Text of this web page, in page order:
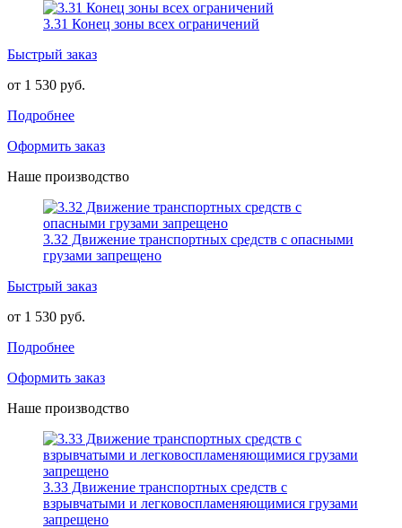
3.31 Конец зоны всех ограничений
Быстрый заказ
от 1 530 руб.
Подробнее
Оформить заказ
Наше производство
3.32 Движение транспортных средств с опасными
грузами запрещено
Быстрый заказ
от 1 530 руб.
Подробнее
Оформить заказ
Наше производство
3.33 Движение транспортных средств с
взрывчатыми и легковоспламеняющимися грузами
запрещено